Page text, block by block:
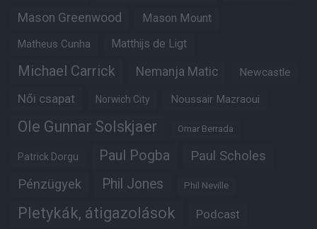
Mason Greenwood Mason Mount
Matheus Cunha Matthijs de Ligt
Michael Carrick Nemanja Matic Newcastle
Női csapat Norwich City Noussair Mazraoui
Ole Gunnar Solskjaer Omar Berrada
Patrick Dorgu Paul Pogba Paul Scholes
Pénzügyek Phil Jones Phil Neville
Pletykák, átigazolások Podcast